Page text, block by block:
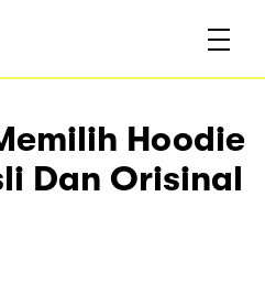
Hoodie
Dan Orisinal